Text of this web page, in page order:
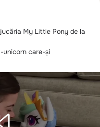
My Little Pony de la
unicorn care-și